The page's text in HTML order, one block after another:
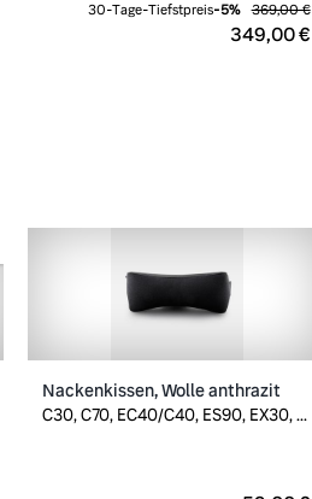
349,00 €
30-Tage-Tiefstpreis-5% 369,00 €
Nackenkissen, Wolle anthrazit
C30, C70, EC40/C40, ES90, EX30, ...